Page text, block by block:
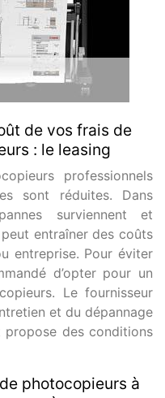
de vos frais de
: le leasing
professionnels
sont réduites. Dans
surviennent et
entraîner des coûts
entreprise. Pour éviter
d’opter pour un
Le fournisseur
et du dépannage
propose des conditions
photocopieurs à